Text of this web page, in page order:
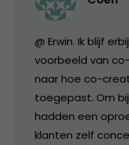
@ Erwin. Ik blijf
voorbeeld van
naar hoe co-
toegepast. Om
hadden een
klanten zelf